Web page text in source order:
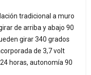
tradicional a muro
de arriba y abajo 90
girar 340 grados
de 3,7 volt
horas, autonomía 90